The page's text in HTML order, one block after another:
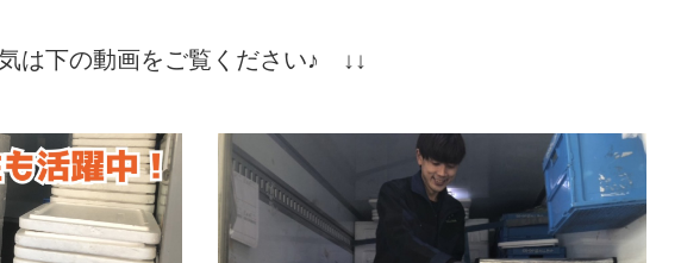
は下の動画をご覧ください♪ ↓↓